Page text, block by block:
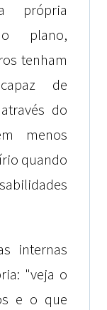
própria
plano,
tenham
de
do
menos
quando
internas
"veja o
e o que